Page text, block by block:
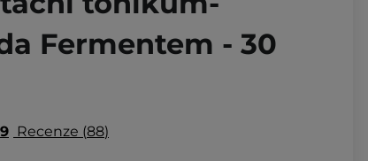
Fermentem - 30
Recenze 88